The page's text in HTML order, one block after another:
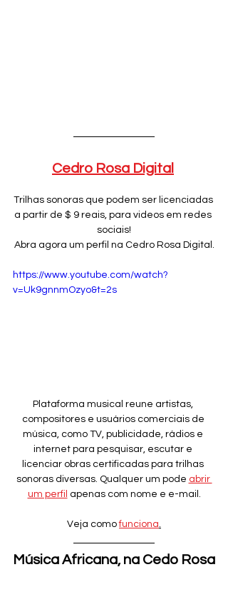
Cedro Rosa Digital
Trilhas sonoras que podem ser licenciadas
a partir de $ 9 reais, para videos em redes
sociais!
Abra agora um perfil na Cedro Rosa Digital.
https://www.youtube.com/watch?
v=Uk9gnnmOzyo&t=2s
Plataforma musical reune artistas,
compositores e usuários comerciais de
música, como TV, publicidade, rádios e
internet para pesquisar, escutar e
licenciar obras certificadas para trilhas
sonoras diversas. Qualquer um pode abrir
um perfil apenas com nome e e-mail.
Veja como funciona.
Música Africana, na Cedo Rosa